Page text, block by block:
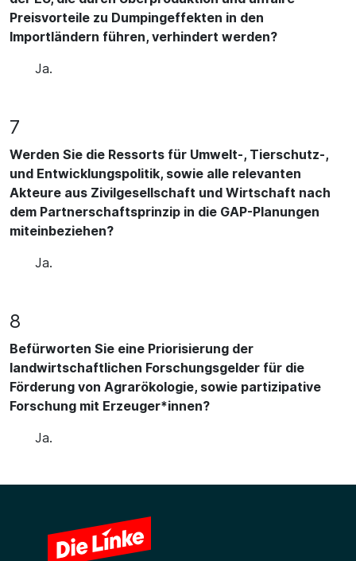
Preisvorteile zu Dumpingeffekten in den
Importländern führen, verhindert werden?
Ja.
7
Werden Sie die Ressorts für Umwelt-, Tierschutz-,
und Entwicklungspolitik, sowie alle relevanten
Akteure aus Zivilgesellschaft und Wirtschaft nach
dem Partnerschaftsprinzip in die GAP-Planungen
miteinbeziehen?
Ja.
8
Befürworten Sie eine Priorisierung der
landwirtschaftlichen Forschungsgelder für die
Förderung von Agrarökologie, sowie partizipative
Forschung mit Erzeuger*innen?
Ja.